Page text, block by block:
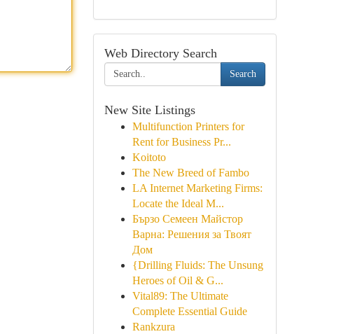
Web Directory Search
Search
New Site Listings
Multifunction Printers for
Rent for Business Pr...
Koitoto
The New Breed of Fambo
LA Internet Marketing Firms:
Locate the Ideal M...
Бързо Семеен Майстор
Варна: Решения за Твоят
Дом
{Drilling Fluids: The Unsung
Heroes of Oil & G...
Vital89: The Ultimate
Complete Essential Guide
Rankzura